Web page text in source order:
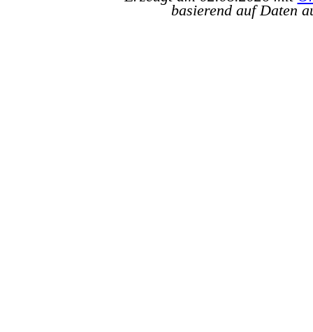
basierend auf Daten